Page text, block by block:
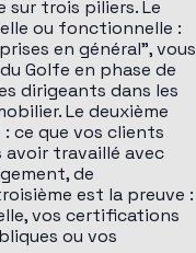
trois piliers. Le
ou fonctionnelle :
en général", vous
Golfe en phase de
dirigeants dans les
Le deuxième
ce que vos clients
travaillé avec
de
est la preuve :
vos certifications
ou vos